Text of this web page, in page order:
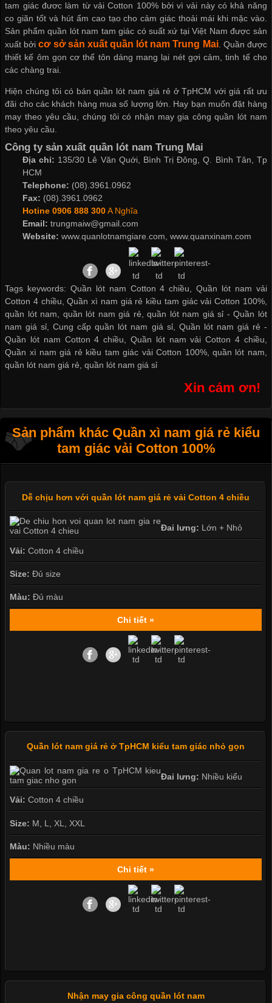
tam giác đươc làm từ vải Cotton 100% bởi vì vải này có khả năng
co giãn tốt và hút ẩm cao tạo cho cảm giác thoải mái khi mặc vào.
Sản phẩmquần lót nam tam giác có suất xứ tại Việt Nam được sản
xuất bởicơ sở sản xuất quần lót nam Trung Mai. Quần được
thiết kế ôm gọn cơ thể tôn dáng mang lại nét gợi cảm, tinh tế cho
các chàng trai.
Hiện chúng tôi có bán quần lót nam giá rẻ ở TpHCM với giá rất ưu
đãi cho các khách hàng mua số lượng lớn. Hay bạn muốn đặt hàng
may theo yêu cầu, chúng tôi có nhận may gia công quần lót nam
theo yêu cầu.
Công ty sản xuất quần lót nam Trung Mai
Địa chỉ: 135/30 Lê Văn Quới, Bình Trị Đông, Q. Bình Tân, Tp
HCM
Telephone: (08).3961.0962
Fax: (08).3961.0962
Hotine 0906 888 300A Nghĩa
Email: trungmaiw@gmail.com
Website: www.quanlotnamgiare.com, www.quanxinam.com
Tags keywords: Quần lót nam Cotton 4 chiều, Quần lót nam vải
Cotton 4 chiều, Quần xì nam giá rẻ kiều tam giác vải Cotton 100%,
quần lót nam, quần lót nam giá rẻ, quần lót nam giá sỉ -Quần lót
nam giá sỉ ,Cung cấp quần lót nam giá sỉ, Quần lót nam giá rẻ -
Quần lót nam Cotton 4 chiều ,Quần lót nam vải Cotton 4 chiều
Quần xì nam giá rẻ kiều tam giác vải Cotton 100%, quần lót nam
quần lót nam giá rẻ ,quần lót nam giá sỉ
Xin cám ơn!
Sản phẩm khác Quần xì nam giá rẻ kiểu
tam giác vải Cotton 100%
Dễ chịu hơn với quần lót nam giá rẻ vải Cotton 4 chiều
Đai lưng: Lớn + Nhỏ
Vải: Cotton 4 chiều
Size: Đủ size
Màu: Đủ màu
Chi tiết »
Quần lót nam giá rẻ ở TpHCM kiểu tam giác nhỏ gọn
Đai lưng: Nhiều kiểu
Vải: Cotton 4 chiều
Size: M, L, XL, XXL
Màu: Nhiều màu
Chi tiết »
Nhận may gia công quần lót nam